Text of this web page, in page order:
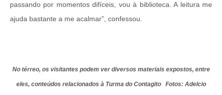
passando por momentos difíceis, vou à biblioteca. A leitura me
ajuda bastante a me acalmar”, confessou.
No térreo, os visitantes podem ver diversos materiais expostos, entre
eles, conteúdos relacionados à Turma do Contagito Fotos: Adelcio